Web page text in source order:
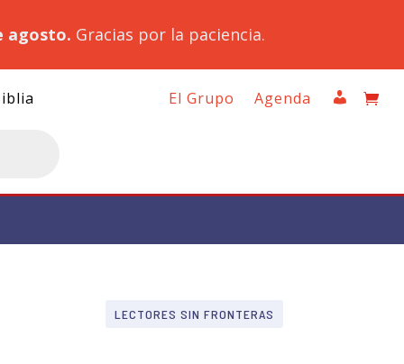
agosto. Gracias por la paciencia.
El Grupo Agenda
LECTORES SIN FRONTERAS